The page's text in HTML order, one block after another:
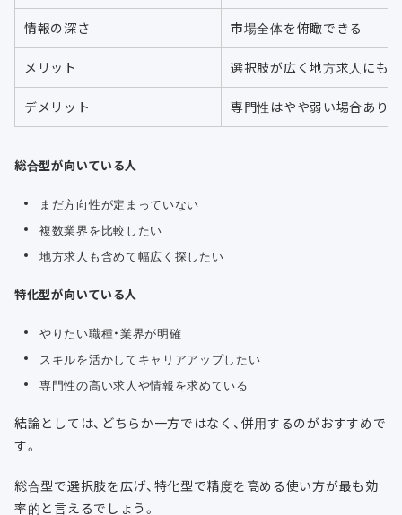
情報の深さ 市場全体を俯瞰できる
メリット 選択肢が広く地方求人にも
デメリット 専門性はやや弱い場合あり
総合型が向いている人
まだ方向性が定まっていない
複数業界を比較したい
地方求人も含めて幅広く探したい
特化型が向いている人
やりたい職種・業界が明確
スキルを活かしてキャリアアップしたい
専門性の高い求人や情報を求めている
結論としては、どちらか一方ではなく、併用するのがおすすめで
す。
総合型で選択肢を広げ、特化型で精度を高める使い方が最も効
率的と言えるでしょう。